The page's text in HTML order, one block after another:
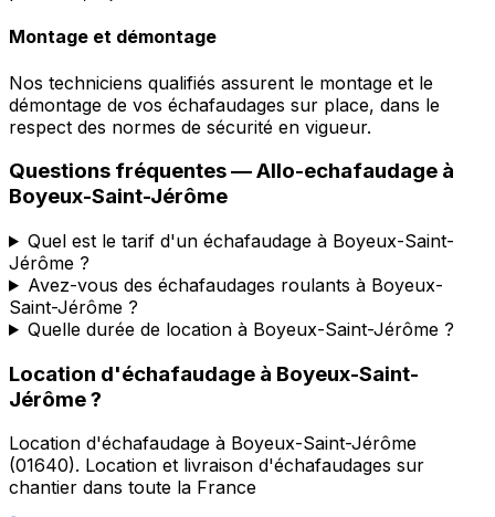
Montage et démontage
Nos techniciens qualifiés assurent le montage et le
démontage de vos échafaudages sur place, dans le
respect des normes de sécurité en vigueur.
Questions fréquentes —Allo-echafaudage à
Boyeux-Saint-Jérôme
Quel est le tarif d'un échafaudage à Boyeux-Saint-
Jérôme ?
Avez-vous des échafaudages roulants à Boyeux-
Saint-Jérôme ?
Quelle durée de location à Boyeux-Saint-Jérôme ?
Location d'échafaudage à Boyeux-Saint-
Jérôme?
Location d'échafaudage à Boyeux-Saint-Jérôme
(01640). Location et livraison d'échafaudages sur
chantier dans toute la France